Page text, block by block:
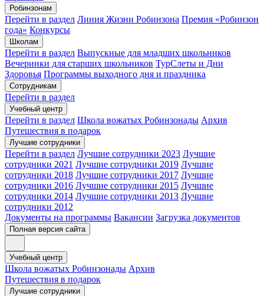
Робинзонам
Перейти в раздел Линия Жизни Робинзона Премия «Робинзон
года» Конкурсы
Школам
Перейти в раздел Выпускные для младших школьников
Вечеринки для старших школьников ТурСлеты и Дни
Здоровья Программы выходного дня и праздника​
Сотрудникам
Перейти в раздел
Учебный центр
Перейти в раздел Школа вожатых Робинзонады Архив
Путешествия в подарок
Лучшие сотрудники
Перейти в раздел Лучшие сотрудники 2023 Лучшие
сотрудники 2021 Лучшие сотрудники 2019 Лучшие
сотрудники 2018 Лучшие сотрудники 2017 Лучшие
сотрудники 2016 Лучшие сотрудники 2015 Лучшие
сотрудники 2014 Лучшие сотрудники 2013 Лучшие
сотрудники 2012
Документы на программы Вакансии Загрузка документов
Полная версия сайта
Учебный центр
Школа вожатых Робинзонады Архив
Путешествия в подарок
Лучшие сотрудники